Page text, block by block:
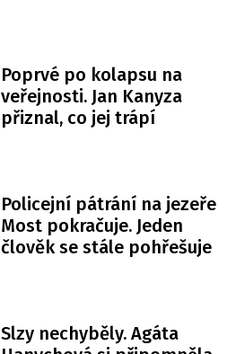
Poprvé po kolapsu na
veřejnosti. Jan Kanyza
přiznal, co jej trápí
Policejní pátrání na jezeře
Most pokračuje. Jeden
člověk se stále pohřešuje
Slzy nechyběly. Agáta